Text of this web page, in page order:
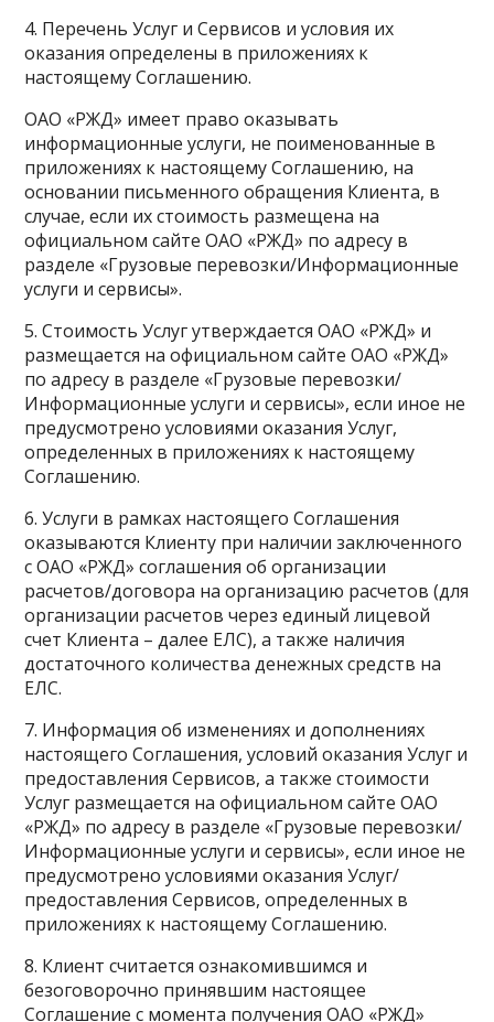
4. Перечень Услуг и Сервисов и условия их
оказания определены в приложениях к
настоящему Соглашению.
ОАО «РЖД» имеет право оказывать
информационные услуги, не поименованные в
приложениях к настоящему Соглашению, на
основании письменного обращения Клиента, в
случае, если их стоимость размещена на
официальном сайте ОАО «РЖД» по адресу в
разделе «Грузовые перевозки/Информационные
услуги и сервисы».
5. Стоимость Услуг утверждается ОАО «РЖД» и
размещается на официальном сайте ОАО «РЖД»
по адресу в разделе «Грузовые перевозки/
Информационные услуги и сервисы», если иное не
предусмотрено условиями оказания Услуг,
определенных в приложениях к настоящему
Соглашению.
6. Услуги в рамках настоящего Соглашения
оказываются Клиенту при наличии заключенного
с ОАО «РЖД» соглашения об организации
расчетов/договора на организацию расчетов (для
организации расчетов через единый лицевой
счет Клиента – далее ЕЛС), а также наличия
достаточного количества денежных средств на
ЕЛС.
7. Информация об изменениях и дополнениях
настоящего Соглашения, условий оказания Услуг и
предоставления Сервисов, а также стоимости
Услуг размещается на официальном сайте ОАО
«РЖД» по адресу в разделе «Грузовые перевозки/
Информационные услуги и сервисы», если иное не
предусмотрено условиями оказания Услуг/
предоставления Сервисов, определенных в
приложениях к настоящему Соглашению.
8. Клиент считается ознакомившимся и
безоговорочно принявшим настоящее
Соглашение с момента получения ОАО «РЖД»